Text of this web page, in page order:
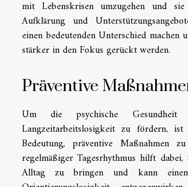
mit Lebenskrisen umzugehen und
Aufklärung und
einen bedeutenden Unterschied machen
stärker in den Fokus gerückt werden.
Präventive
Um die psychische Gesundheit
Langzeitarbeitslosigkeit zu fördern,
Bedeutung, präventive Maßnahmen
regelmäßiger Tagesrhythmus hilft
Alltag zu bringen und kann